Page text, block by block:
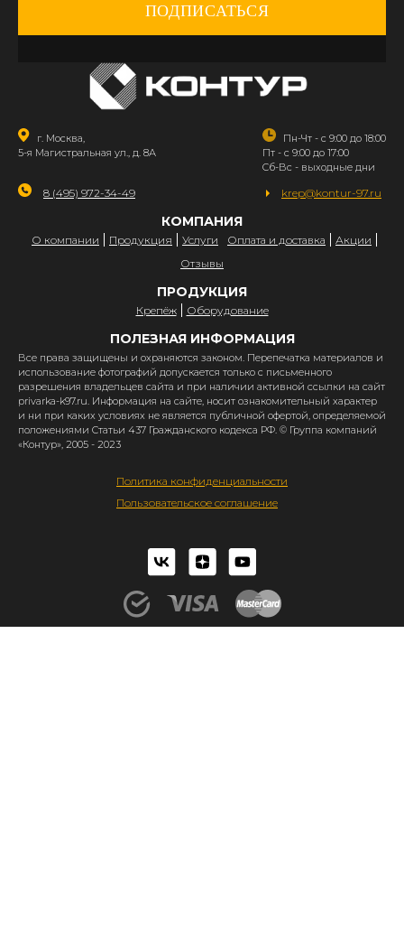
ПОДПИСАТЬСЯ
г. Москва,
5-я Магистральная ул., д. 8А
Пн-Чт - с 9:00 до 18:00
Пт - с 9:00 до 17:00
Сб-Вс - выходные дни
8 (495) 972-34-49 krep@kontur-97.ru
КОМПАНИЯ
О компании Продукция Услуги Оплата и доставка
Акции
Отзывы
ПРОДУКЦИЯ
Крепёж Оборудование
ПОЛЕЗНАЯ ИНФОРМАЦИЯ
Все права защищены и охраняются законом. Перепечатка материалов и
использование фотографий допускается только с письменного
разрешения владельцев сайта и при наличии активной ссылки на сайт
privarka-k97.ru. Информация на сайте, носит ознакомительный характер
и ни при каких условиях не является публичной офертой, определяемой
положениями Статьи 437 Гражданского кодекса РФ. © Группа компаний
«Контур», 2005 - 2023
Политика конфиденциальности
Пользовательское соглашение